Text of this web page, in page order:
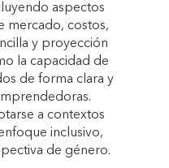
aspectos
mercado, costos,
y proyección
la capacidad de
de forma clara y
a contextos
inclusivo,
de género.